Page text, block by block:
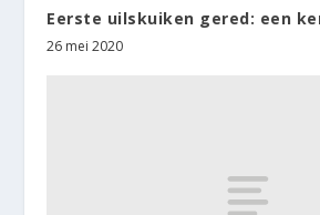
Eerste uilskuiken gered: een
26 mei 2020